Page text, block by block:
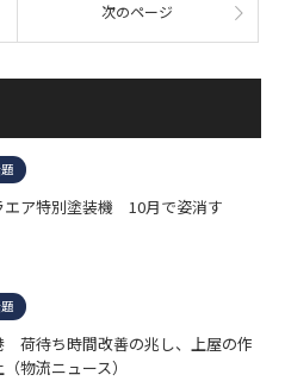
次のページ
エア特別塗装機 10月で姿消す
荷待ち時間改善の兆し、上屋の作
物流ニュース）